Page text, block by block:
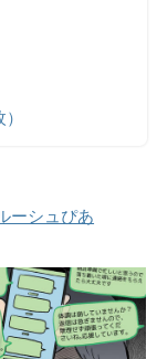
ーシュぴあ